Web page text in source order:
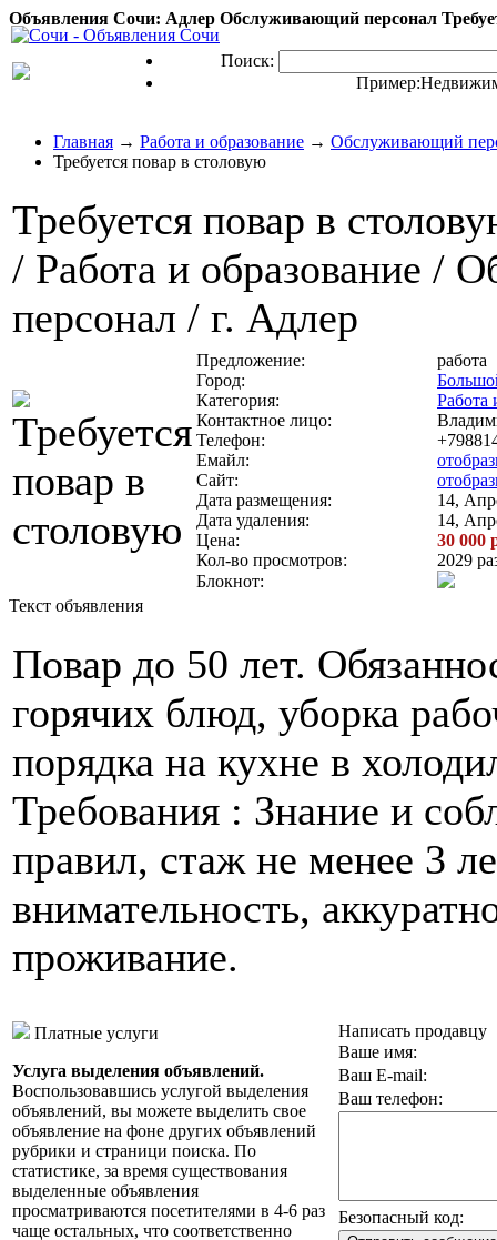
Объявления Сочи: Адлер Обслуживающий персонал
Поиск:
Пример:
Главная → Работа и образование → Обслуживающий
Требуется повар в столовую
Требуется повар в
/ Работа и образование /
персонал / г. Адлер
Предложение:
работа
Город:
Категория:
Работа
Контактное лицо:
Телефон:
Емайл:
Сайт:
Дата размещения:
14,
Дата удаления:
14,
Цена:
30 000
Кол-во просмотров:
2029
Блокнот:
Текст объявления
Повар до 50 лет.
горячих блюд, уборка
порядка на кухне в
Требования : Знание и
правил, стаж не менее 3
внимательность,
проживание.
Платные услуги
Услуга выделения объявлений.
Воспользовавшись услугой выделения
объявлений, вы можете выделить свое
объявление на фоне других объявлений
рубрики и страници поиска. По
статистике, за время существования
выделенные объявления
просматриваются посетителями в 4-6 раз
чаще остальных, что соответственно
Написать продавцу
Ваше имя:
Ваш E-mail:
Ваш телефон:
Безопасный код: